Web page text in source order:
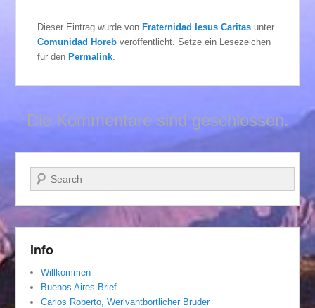
Dieser Eintrag wurde vonFraternidad Iesus Caritas unter
Comunidad Horeb veröffentlicht. Setze ein Lesezeichen
für denPermalink
Die Kommentare sind geschlossen.
Suchen
Info
Willkommen
Buenos Aires Brief
Carlos Roberto, Werlvantbortlicher Bruder